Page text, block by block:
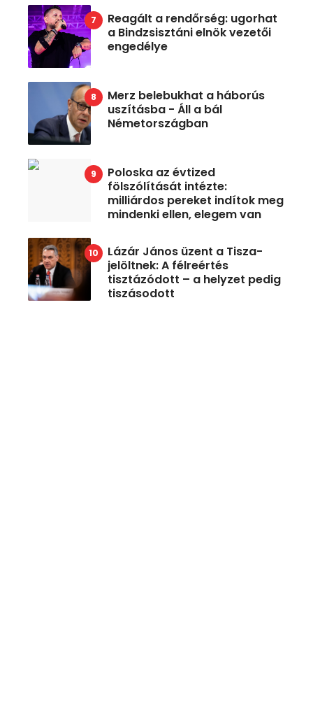
Reagált a rendőrség: ugorhat
a Bindzsisztáni elnök vezetői
engedélye
Merz belebukhat a háborús
uszításba - Áll a bál
Németországban
Poloska az évtized
fölszólítását intézte:
milliárdos pereket indítok meg
mindenki ellen, elegem van
Lázár János üzent a Tisza-
jelöltnek: A félreértés
tisztázódott – a helyzet pedig
tiszásodott